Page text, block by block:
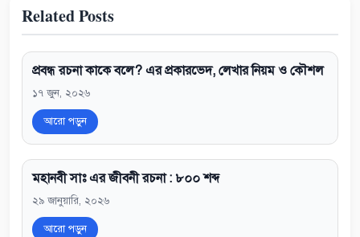
Related Posts
প্রবন্ধ রচনা কাকে বলে? এর প্রকারভেদ, লেখার নিয়ম ও কৌশল
১৭ জুন, ২০২৬
আরো পড়ুন
মহানবী সাঃ এর জীবনী রচনা : ৮০০ শব্দ
২৯ জানুয়ারি, ২০২৬
আরো পড়ুন